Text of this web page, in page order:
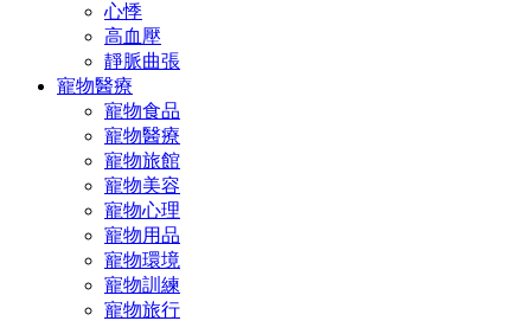
心悸
高血壓
靜脈曲張
寵物醫療
寵物食品
寵物醫療
寵物旅館
寵物美容
寵物心理
寵物用品
寵物環境
寵物訓練
寵物旅行